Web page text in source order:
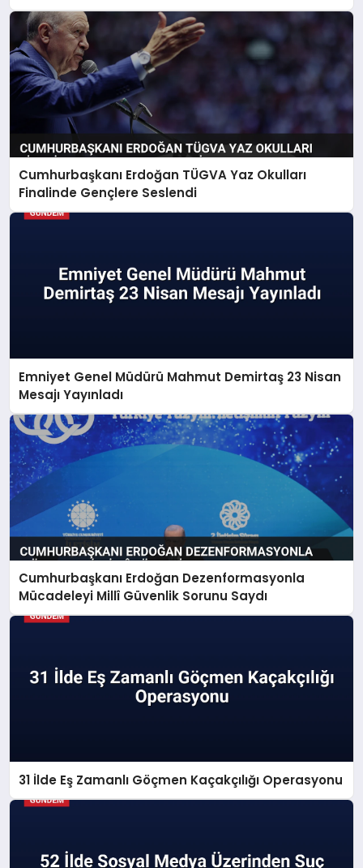
Cumhurbaşkanı Erdoğan TÜGVA Yaz Okulları
Finalinde Gençlere Seslendi
Emniyet Genel Müdürü Mahmut Demirtaş 23 Nisan
Mesajı Yayınladı
Cumhurbaşkanı Erdoğan Dezenformasyonla
Mücadeleyi Millî Güvenlik Sorunu Saydı
31 İlde Eş Zamanlı Göçmen Kaçakçılığı Operasyonu